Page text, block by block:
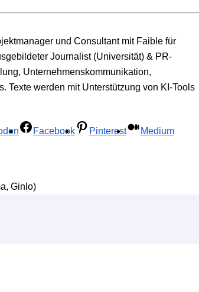
und Consultant mit Faible für
Journalist (Universität) & PR-
Unternehmenskommunikation,
Texte werden mit Unterstützung von KI-Tools
Facebook Pinterest
Medium
Ginlo)